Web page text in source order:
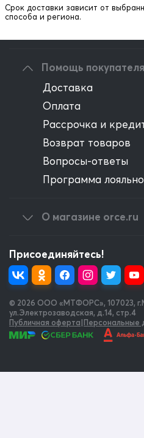
Срок доставки зависит от
способа и региона.
Написать
Помощь
Доставка
Оплата
Рассрочка и
Возврат товаров
Вопросы-ответы
Программа
О магазине orce.ru
Присоединяйтесь!
© 2026 OOO «МТФОРС», 107023,
ул.Электрозаводская, д.14, стр.4
Публичная оферта|Персональные